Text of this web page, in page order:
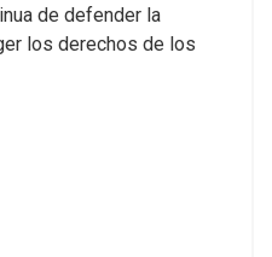
de defender la
los derechos de los